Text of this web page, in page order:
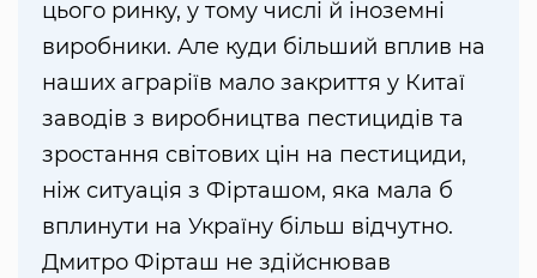
цього ринку, у тому числі й іноземні
виробники. Але куди більший вплив на
наших аграріїв мало закриття у Китаї
заводів з виробництва пестицидів та
зростання світових цін на пестициди,
ніж ситуація з Фірташом, яка мала б
вплинути на Україну більш відчутно.
Дмитро Фірташ не здійснював